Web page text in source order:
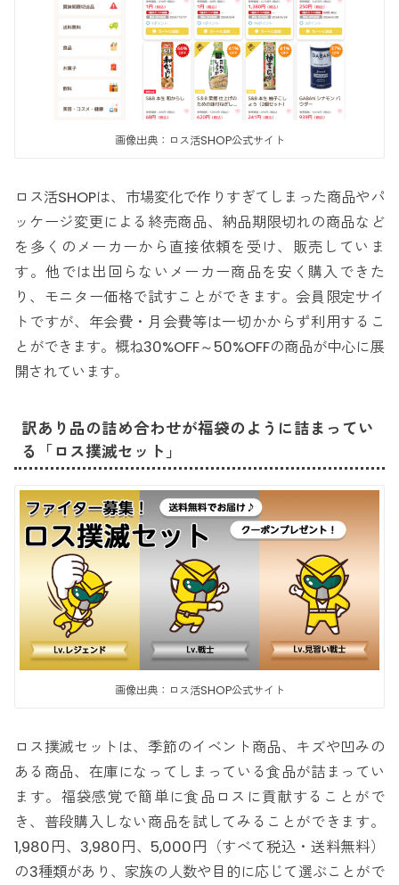
画像出典：ロス活SHOP公式サイト
ロス活SHOPは、市場変化で作りすぎてしまった商品やパ
ッケージ変更による終売商品、納品期限切れの商品など
を多くのメーカーから直接依頼を受け、販売していま
す。他では出回らないメーカー商品を安く購入できた
り、モニター価格で試すことができます。会員限定サイ
トですが、年会費・月会費等は一切かからず利用するこ
とができます。概ね30%OFF～50%OFFの商品が中心に展
開されています。
訳あり品の詰め合わせが福袋のように詰まってい
る「ロス撲滅セット」
画像出典：ロス活SHOP公式サイト
ロス撲滅セットは、季節のイベント商品、キズや凹みの
ある商品、在庫になってしまっている食品が詰まってい
ます。福袋感覚で簡単に食品ロスに貢献することがで
き、普段購入しない商品を試してみることができます。
1,980円、3,980円、5,000円（すべて税込・送料無料）
の3種類があり、家族の人数や目的に応じて選ぶことがで